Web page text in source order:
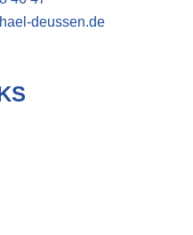
deussen.de